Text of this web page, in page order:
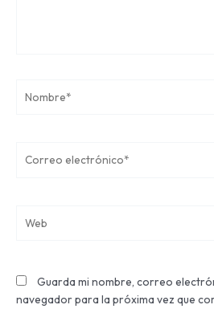
electrónico*
Guarda mi nombre, correo
navegador para la próxima vez que